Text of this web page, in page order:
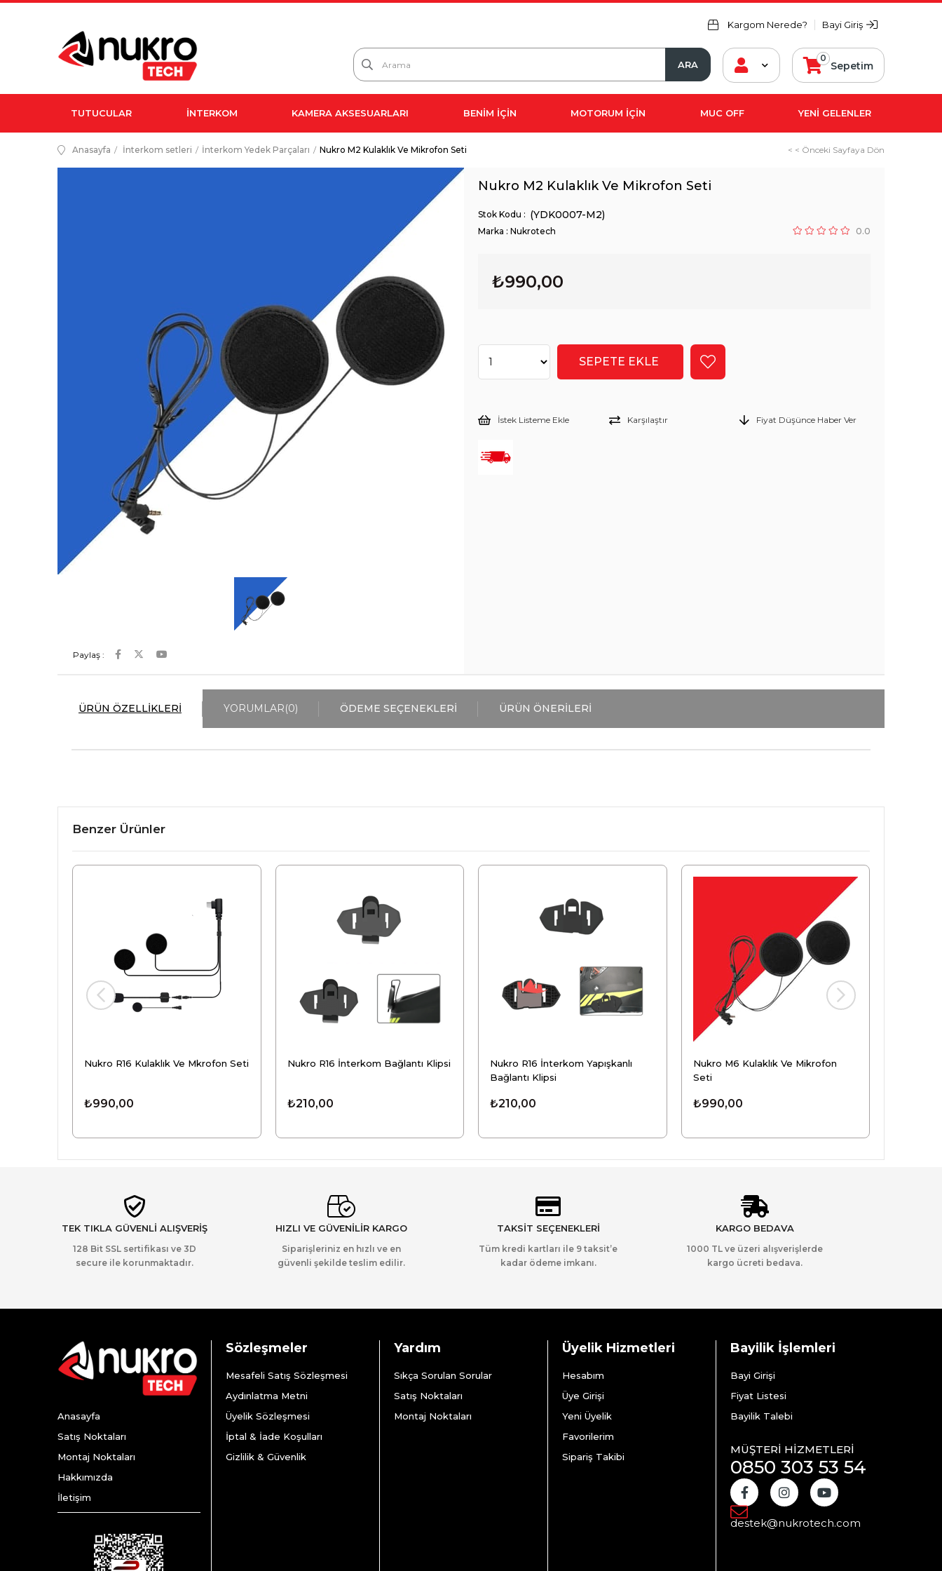
Kargom Nerede? Bayi Giriş
Sepetim
0
TUTUCULAR İNTERKOM KAMERA AKSESUARLARI BENİM İÇİN MOTORUM İÇİN MUC OFF YENİ GELENLER
Anasayfa İnterkom setleri İnterkom Yedek Parçaları Nukro M2 Kulaklık Ve Mikrofon Seti < < Önceki Sayfaya Dön
Paylaş :
Nukro M2 Kulaklık Ve Mikrofon Seti
(YDK0007-M2)
Marka : Nukrotech 0.0
₺990,00
İstek Listeme Ekle Karşılaştır Fiyat Düşünce Haber Ver
ÜRÜN ÖZELLIKLERI YORUMLAR(0) ÖDEME SEÇENEKLERI ÜRÜN ÖNERILERI
Benzer Ürünler
Nukro R16 Kulaklık Ve Mkrofon Seti
₺990,00
Nukro R16 İnterkom Bağlantı Klipsi
₺210,00
Nukro R16 İnterkom Yapışkanlı
Bağlantı Klipsi
₺210,00
Nukro M6 Kulaklık Ve Mikrofon
Seti
₺990,00
TEK TIKLA GÜVENLİ ALIŞVERİŞ
128 Bit SSL sertifikası ve 3D
secure ile korunmaktadır.
HIZLI VE GÜVENİLİR KARGO
Siparişleriniz en hızlı ve en
güvenli şekilde teslim edilir.
TAKSİT SEÇENEKLERİ
Tüm kredi kartları ile 9 taksit’e
kadar ödeme imkanı.
KARGO BEDAVA
1000 TL ve üzeri alışverişlerde
kargo ücreti bedava.
Anasayfa
Satış Noktaları
Montaj Noktaları
Hakkımızda
İletişim
Sözleşmeler
Mesafeli Satış Sözleşmesi
Aydınlatma Metni
Üyelik Sözleşmesi
İptal & İade Koşulları
Gizlilik & Güvenlik
Yardım
Sıkça Sorulan Sorular
Satış Noktaları
Montaj Noktaları
Üyelik Hizmetleri
Hesabım
Üye Girişi
Yeni Üyelik
Favorilerim
Sipariş Takibi
Bayilik İşlemleri
Bayi Girişi
Fiyat Listesi
Bayilik Talebi
MÜŞTERİ HİZMETLERİ
0850 303 53 54
destek@nukrotech.com